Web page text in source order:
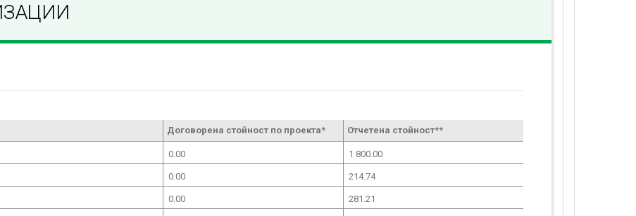
Договорена стойност по проекта* Отчетена стойност**
0.00 1 800.00
0.00 214.74
0.00 281.21